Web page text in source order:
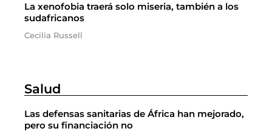
La xenofobia traerá solo miseria, también a los
sudafricanos
Cecilia Russell
Salud
Las defensas sanitarias de África han mejorado,
pero su financiación no